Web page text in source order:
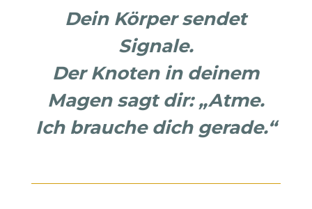
Dein Körper sendet
Signale.
Der Knoten in deinem
Magen sagt dir: „Atme.
Ich brauche dich gerade.“